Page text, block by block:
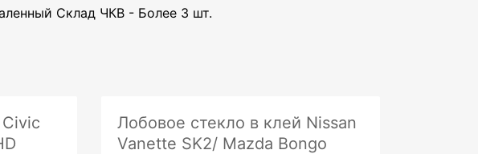
Склад ЧКВ - Более 3 шт.
Лобовое стекло в клей Nissan
Vanette SK2/ Mazda Bongo